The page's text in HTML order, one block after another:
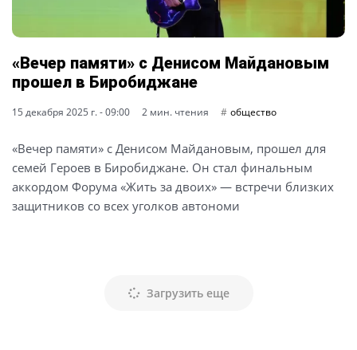
«Вечер памяти» с Денисом Майдановым
прошел в Биробиджане
15 декабря 2025 г. - 09:00 2 мин. чтения общество
«Вечер памяти» с Денисом Майдановым, прошел для
семей Героев в Биробиджане. Он стал финальным
аккордом Форума «Жить за двоих» — встречи близких
защитников со всех уголков автономи
Загрузить еще